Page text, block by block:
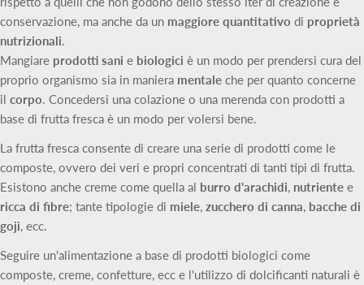
conservazione, ma anche da un maggiore quantitativo di proprietà
nutrizionali.
Mangiare prodotti sani e biologici è un modo per prendersi cura del
proprio organismo sia in maniera mentale che per quanto concerne
il corpo. Concedersi una colazione o una merenda con prodotti a
base di frutta fresca è un modo per volersi bene.
La frutta fresca consente di creare una serie di prodotti come le
composte, ovvero dei veri e propri concentrati di tanti tipi di frutta.
Esistono anche creme come quella al burro d'arachidi, nutriente e
ricca di fibre; tante tipologie di miele, zucchero di canna, bacche di
goji, ecc.
Seguire un'alimentazione a base di prodotti biologici come
composte, creme, confetture, ecc e l'utilizzo di dolcificanti naturali è